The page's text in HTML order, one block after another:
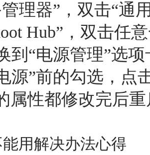
理器”，双击“通
Hub”，双击任
到“电源管理”选
源”前的勾选，点
属性都修改完后
用解决办法心得